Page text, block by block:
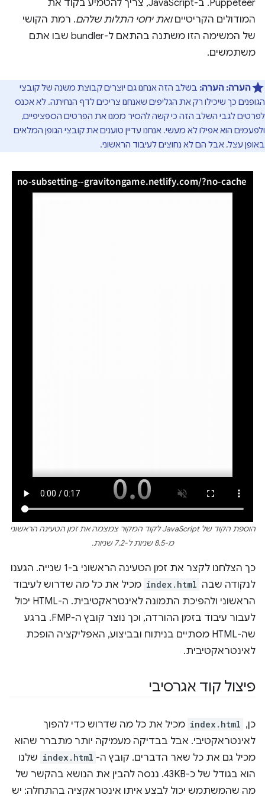
Puppeteer. ב-JavaScript, צריך להטמיע בקוד את
המודולים הקריטייםואת יחסי התלות שלהם. רמת הקושי
של המשימה הזו משתנה בהתאם ל-bundler שבו אתם
משתמשים.
הערה: הערה: בשלב הזה אנחנו גם יוצרים קבוצת משנה של קובצי
הגופנים כך שיכילו רק את הגליפים שאנחנו צריכים לדף הנחיתה. לא אכנס
לפרטים לגבי השלב הזה כי קשה להסיר ממנו את הפרטים הספציפיים,
ולפעמים הוא אפילו לא מעשי. אנחנו עדיין טוענים את קובצי הגופן המלאים
באופן עצל, אבל הם לא נחוצים לעיבוד הראשוני.
הוספת הקוד של JavaScript לקוד המקור צמצמה את זמן הטעינה הראשוני
מ-8.5 שניות ל-7.2 שניות.
כך הצלחנו לקצר את זמן הטעינה הראשוני ב-1 שנייה. הגענו
לנקודה שבה index.html מכיל את כל מה שדרוש לעיבוד
הראשוני ולהפיכת התמונה לאינטראקטיבית. ה-HTML יכול
לעבור עיבוד בזמן ההורדה, וכך נוצר קובץ ה-FMP. ברגע
שה-HTML מסתיים בניתוח ובביצוע, האפליקציה הופכת
לאינטראקטיבית.
פיצול קוד אגרסיבי
כן, index.html מכיל את כל מה שדרוש כדי להפוך
לאינטראקטיבי. אבל בבדיקה מעמיקה יותר מתברר שהוא
מכיל גם את כל שאר הדברים. קובץ ה- index.html שלנו
הוא בגודל של כ-43KB. ננסה להבין את הנושא בהקשר של
מה שהמשתמש יכול לבצע איתו אינטראקציה בהתחלה: יש